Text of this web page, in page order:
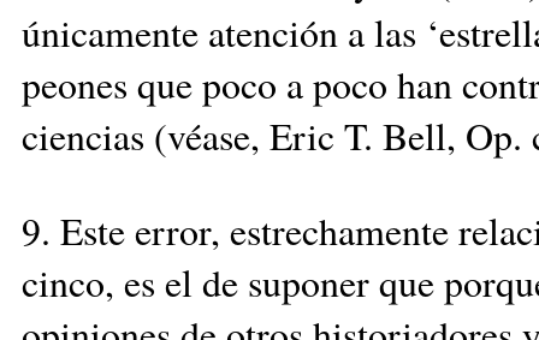
únicamente atención a las
peones que poco a poco han
ciencias (véase, Eric T. Bell, Op.
9. Este error, estrechamente
cinco, es el de suponer que